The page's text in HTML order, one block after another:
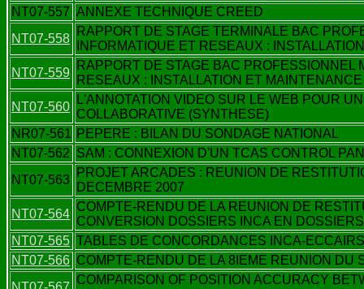
NT07-557 ANNEXE TECHNIQUE CREED
NT07-558
RAPPORT DE STAGE TERMINALE BAC
INFORMATIQUE ET RESEAUX :
NT07-559
RAPPORT DE STAGE BAC PROFESSIONNEL
RESEAUX : INSTALLATION ET MAINTENANCE
NT07-560
L'ANNOTATION VIDEO SUR LE WEB POUR
COLLABORATIVE (SYNTHESE)
NR07-561 PEPERE : BILAN DU SONDAGE NATIONAL
NT07-562 SAM : CONNEXION D'UN TCAS CONTROL
NT07-563
PROJET ARCADES : REUNION DE
DECEMBRE 2007
NT07-564
COMPTE-RENDU DE LA REUNION DE
CONVERSION DOSSIERS INCA EN
NT07-565 TABLES DE CONCORDANCES INCA-
NT07-566 COMPTE-RENDU DE LA 8IEME REUNION DU
COMPARISON OF POSITION ACCURACY